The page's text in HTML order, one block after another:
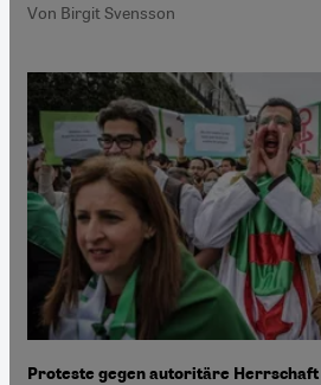
Von Birgit Svensson
Proteste gegen autoritäre